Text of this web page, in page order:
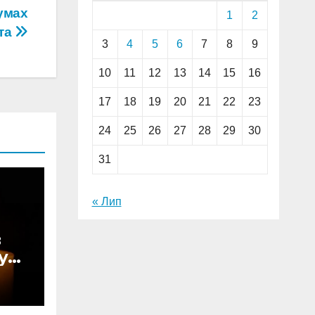
1 2
3 4 5 6 7 8 9
10 11 12 13 14 15 16
17 18 19 20 21 22 23
24 25 26 27 28 29 30
31
« Лип